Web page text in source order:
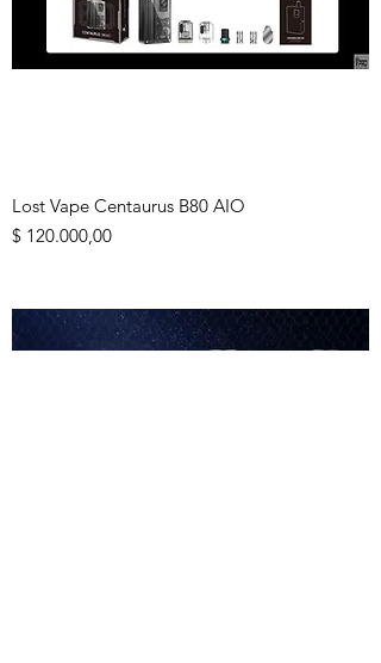
Lost Vape Centaurus B80 AIO
Precio
$ 120.000,00